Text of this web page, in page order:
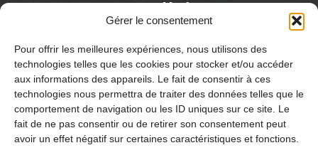
Gérer le consentement
Pour offrir les meilleures expériences, nous utilisons des
technologies telles que les cookies pour stocker et/ou accéder
aux informations des appareils. Le fait de consentir à ces
technologies nous permettra de traiter des données telles que le
comportement de navigation ou les ID uniques sur ce site. Le
fait de ne pas consentir ou de retirer son consentement peut
avoir un effet négatif sur certaines caractéristiques et fonctions.
Notre actualité
peinture complète
d’appartement F3 ?
5 août 2026
Quel revêtement de sol pour une
crèche ou une école maternelle
?